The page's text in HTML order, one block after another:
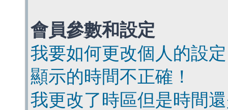
會員參數和設定
我要如何更改個人的設
顯示的時間不正確！
我更改了時區但是時間